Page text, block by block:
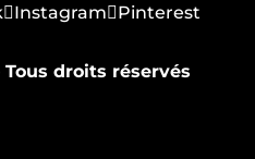
Instagram
Pinterest
Tous droits réservés